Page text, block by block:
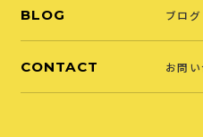
BLOG ブログ
CONTACT お問